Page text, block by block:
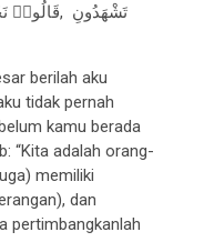
تَشْهَدُونِ ,قَالُوا۟
berilah aku
tidak pernah
kamu berada
“Kita adalah orang-
memiliki
dan
pertimbangkanlah